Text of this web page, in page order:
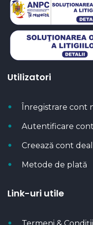
Utilizatori
Înregistrare cont
Autentificare cont
Creează cont
Metode de plată
Link-uri utile